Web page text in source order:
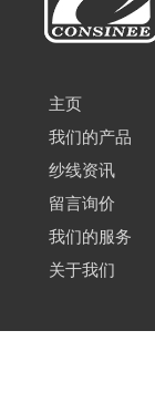
主页
我们的产品
纱线资讯
留言询价
我们的服务
关于我们